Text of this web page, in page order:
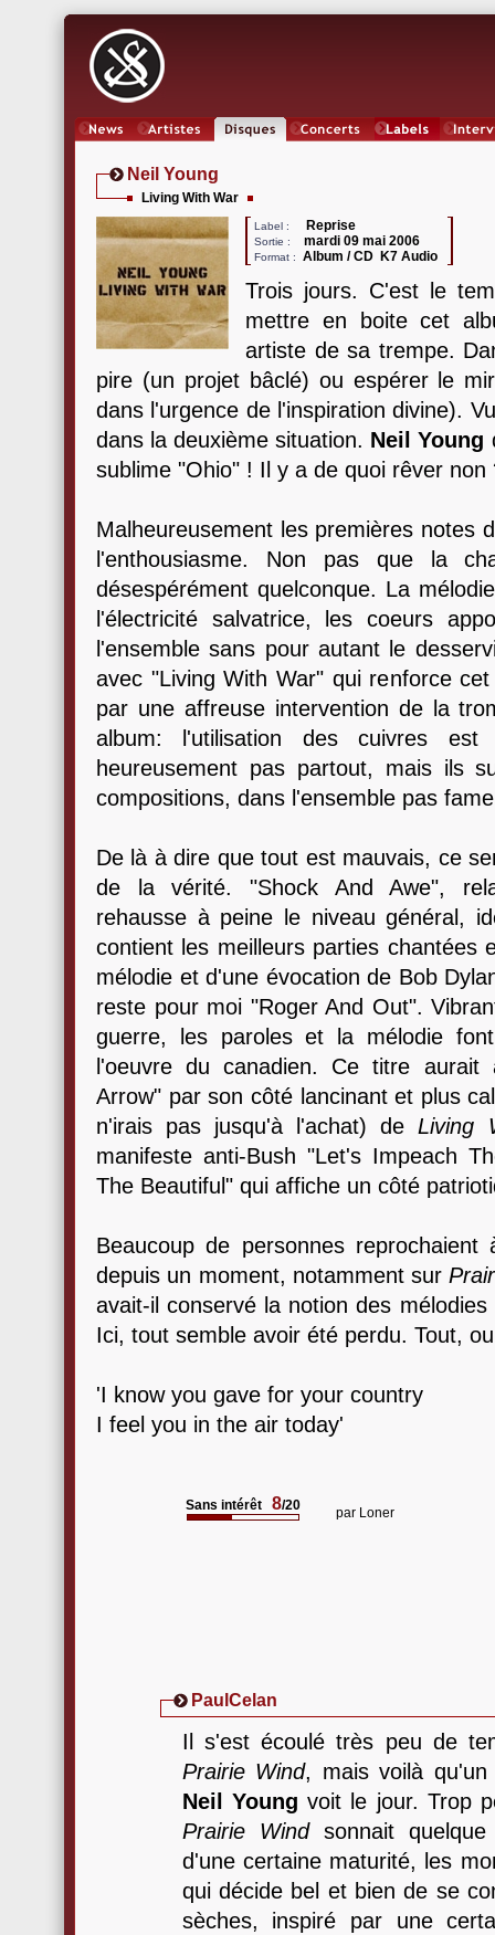
Neil Young
Living With War
Label : Reprise
Sortie : mardi 09 mai 2006
Format : Album / CD K7 Audio
Trois jours. C'est le
mettre en boite cet
artiste de sa trempe.
pire (un projet bâclé) ou espérer le
dans l'urgence de l'inspiration divine).
dans la deuxième situation. Neil Young
sublime "Ohio" ! Il y a de quoi rêver non
Malheureusement les premières notes
l'enthousiasme. Non pas que la
désespérément quelconque. La
l'électricité salvatrice, les coeurs
l'ensemble sans pour autant le
avec "Living With War" qui renforce
par une affreuse intervention de la
album: l'utilisation des cuivres est
heureusement pas partout, mais ils
compositions, dans l'ensemble pas
De là à dire que tout est mauvais, ce
de la vérité. "Shock And Awe",
rehausse à peine le niveau général,
contient les meilleurs parties chantées
mélodie et d'une évocation de Bob
reste pour moi "Roger And Out".
guerre, les paroles et la mélodie
l'oeuvre du canadien. Ce titre
Arrow" par son côté lancinant et plus
n'irais pas jusqu'à l'achat) deLiving
manifeste anti-Bush "Let's Impeach
The Beautiful" qui affiche un côté
Beaucoup de personnes
depuis un moment, notamment sur
avait-il conservé la notion des
Ici, tout semble avoir été perdu. Tout,
'I know you gave for your country
I feel you in the air today'
Sans intérêt 8/20 par Loner
PaulCelan
Il s'est écoulé très peu de
Prairie Wind, mais voilà
Neil Young voit le jour. Trop
Prairie Windsonnait
d'une certaine maturité, les
qui décide bel et bien de se
sèches, inspiré par une